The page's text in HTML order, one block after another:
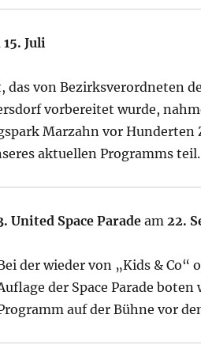
15. Juli
das von Bezirksverordneten
vorbereitet wurde,
Marzahn vor Hunderten
aktuellen Programms teil.
United Space Paradeam 22.
der wieder von „Kids &
der Space Parade
auf der Bühne vor